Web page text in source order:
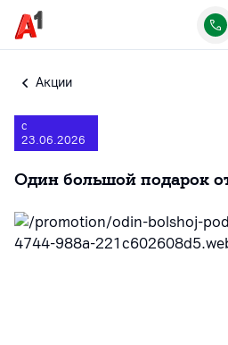
Акции
с
23.06.2026
Один большой подарок